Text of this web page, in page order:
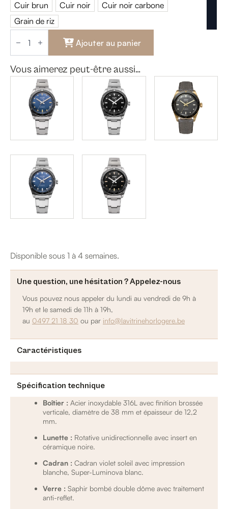
Cuir brunCuir brunCuir noirCuir noirCuir noir carbone
Cuir noir carbone
Grain de riz
Grain de riz
quantité
de
Skindiver
Nautique
-
Cadran
Mauve
Ajouter au panier
Vous aimerez peut-être aussi…
Disponible sous 1 à 4 semaines.
Une question, une hésitation ? Appelez-nous
Vous pouvez nous appeler du lundi au vendredi de 9h à
19h et le samedi de 11h à 19h,
au 0497 21 18 30 ou par info@lavitrinehorlogere.be
Caractéristiques
Spécification technique
Boîtier : Acier inoxydable 316L avec finition brossée
verticale, diamètre de 38 mm et épaisseur de 12,2
mm.
Lunette : Rotative unidirectionnelle avec insert en
céramique noire.
Cadran : Cadran violet soleil avec impression
blanche, Super-Luminova blanc.
Verre : Saphir bombé double dôme avec traitement
anti-reflet.